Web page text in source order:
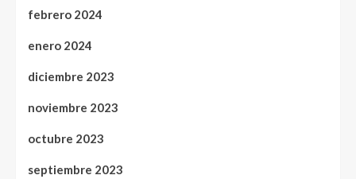
febrero 2024
enero 2024
diciembre 2023
noviembre 2023
octubre 2023
septiembre 2023